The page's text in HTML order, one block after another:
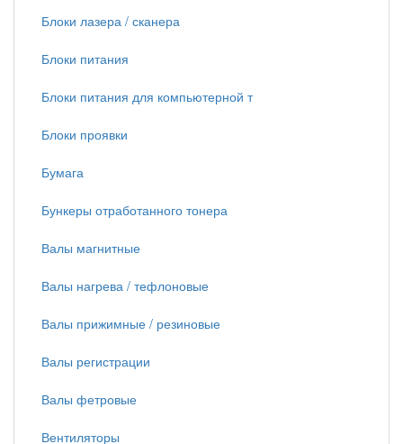
Блоки лазера / сканера
Блоки питания
Блоки питания для компьютерной т
Блоки проявки
Бумага
Бункеры отработанного тонера
Валы магнитные
Валы нагрева / тефлоновые
Валы прижимные / резиновые
Валы регистрации
Валы фетровые
Вентиляторы